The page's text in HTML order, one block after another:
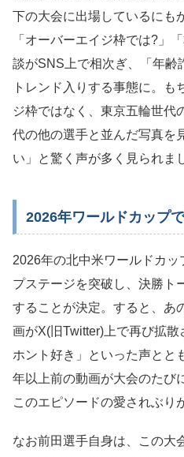
下の大会に出場しているにも
「オーバーエイジ枠では?」
談がSNS上で相次ぎ、「年齢
トレンド入りする事態に。も
ジ枠ではなく、東京五輪世代
代の他の選手と並んだ写真を
い」と驚く声が多く見られま
2026年ワールドカップ
2026年の北中米ワールドカ
プステージを突破し、決勝ト
することが決定。すると、あ
画がX(旧Twitter)上で再び拡
ホント好き」といった声とと
年以上前の動画が大会のたび
このエピソードの愛されぶり
なお前田選手自身は、この大